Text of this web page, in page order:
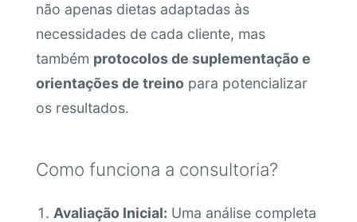
não apenas dietas adaptadas às
necessidades de cada cliente, mas
também protocolos de suplementação e
orientações de treino para potencializar
os resultados.
Como funciona a consultoria?
Avaliação Inicial: Uma análise completa